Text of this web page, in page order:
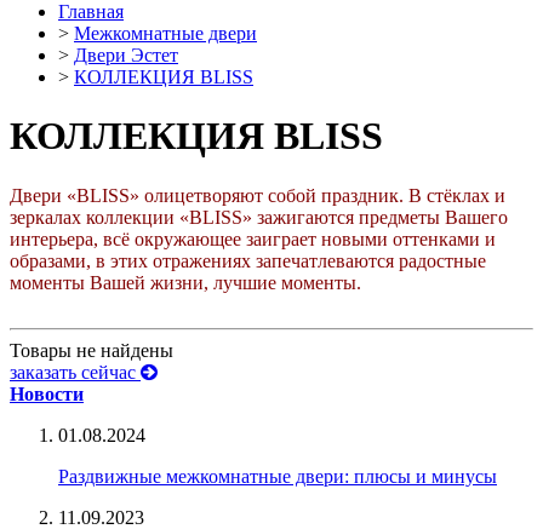
Главная
> Межкомнатные двери
> Двери Эстет
> КОЛЛЕКЦИЯ BLISS
КОЛЛЕКЦИЯ BLISS
Двери «BLISS» олицетворяют собой праздник. В стёклах и
зеркалах коллекции «BLISS» зажигаются предметы Вашего
интерьера, всё окружающее заиграет новыми оттенками и
образами, в этих отражениях запечатлеваются радостные
моменты Вашей жизни, лучшие моменты.
Товары не найдены
заказать сейчас
Новости
01.08.2024
Раздвижные межкомнатные двери: плюсы и минусы
11.09.2023